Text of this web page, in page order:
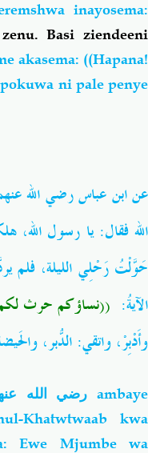
inayosema:
Basi ziendeeni
akasema: ((Hapana!
ni pale penye
عن ابن عباس رضي الله
الله فقال: يا رسول الله،
حَوَّلْتُ رَحْلِي الليلة، فلم
الآيةُ: ((نساؤكم حرث لكم
وأَدْبِرْ، واتقي: الدُّبر،
رضي الله ambaye
Khatwtwaab kwa
Ewe Mjumbe wa